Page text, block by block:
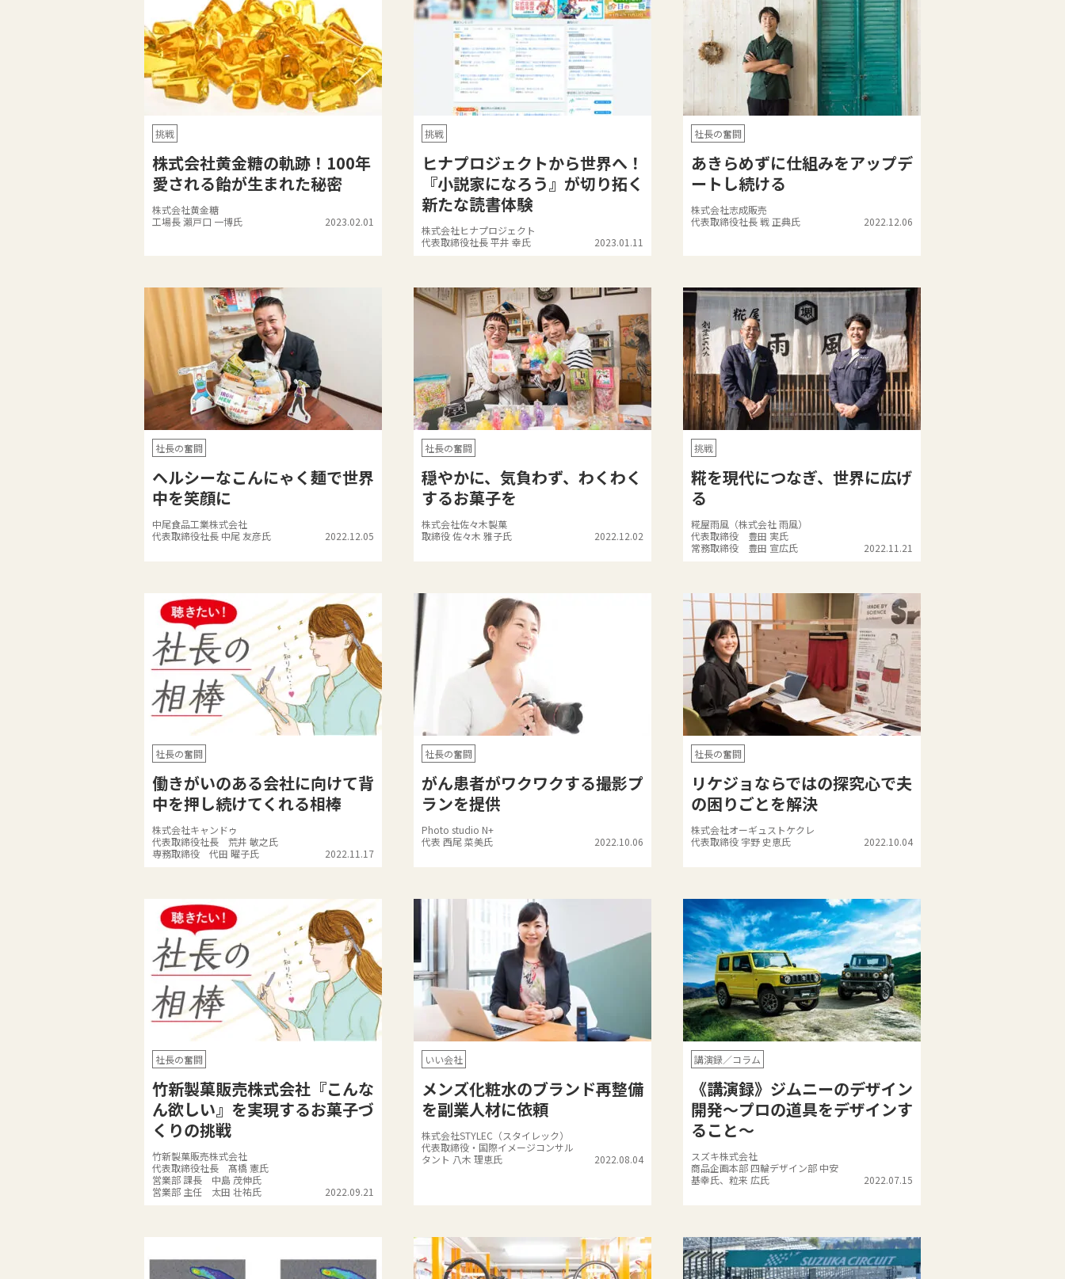
挑戦
株式会社黄金糖の軌跡！100年
愛される飴が生まれた秘密
株式会社黄金糖
工場長 瀨戸口 一博氏
2023.02.01
挑戦
ヒナプロジェクトから世界へ！
『小説家になろう』が切り拓く
新たな読書体験
株式会社ヒナプロジェクト
代表取締役社長 平井 幸氏
2023.01.11
社長の奮闘
あきらめずに仕組みをアップデ
ートし続ける
株式会社志成販売
代表取締役社長 戦 正典氏
2022.12.06
社長の奮闘
ヘルシーなこんにゃく麺で世界
中を笑顔に
中尾食品工業株式会社
代表取締役社長 中尾 友彦氏
2022.12.05
社長の奮闘
穏やかに、気負わず、わくわく
するお菓子を
株式会社佐々木製菓
取締役 佐々木 雅子氏
2022.12.02
挑戦
糀を現代につなぎ、世界に広げ
る
糀屋雨風（株式会社 雨風）
代表取締役 豊田 実氏
常務取締役 豊田 宣広氏
2022.11.21
社長の奮闘
働きがいのある会社に向けて背
中を押し続けてくれる相棒
株式会社キャンドゥ
代表取締役社長 荒井 敏之氏
専務取締役 代田 曜子氏
2022.11.17
社長の奮闘
がん患者がワクワクする撮影プ
ランを提供
Photo studio N+
代表 西尾 菜美氏
2022.10.06
社長の奮闘
リケジョならではの探究心で夫
の困りごとを解決
株式会社オーギュストケクレ
代表取締役 宇野 史恵氏
2022.10.04
社長の奮闘
竹新製菓販売株式会社『こんな
ん欲しい』を実現するお菓子づ
くりの挑戦
竹新製菓販売株式会社
代表取締役社長 髙橋 憲氏
営業部 課長 中島 茂伸氏
営業部 主任 太田 壮祐氏
2022.09.21
いい会社
メンズ化粧水のブランド再整備
を副業人材に依頼
株式会社STYLEC（スタイレック）
代表取締役・国際イメージコンサル
タント 八木 理恵氏
2022.08.04
講演録／コラム
《講演録》ジムニーのデザイン
開発～プロの道具をデザインす
ること～
スズキ株式会社
商品企画本部 四輪デザイン部 中安
基幸氏、粒来 広氏
2022.07.15